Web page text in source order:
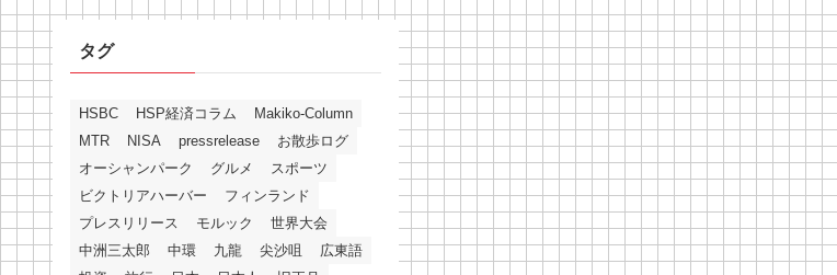
タグ
HSBC HSP経済コラム
Makiko-Column
MTR
NISA pressrelease
お散歩ログ
オーシャンパーク
グルメ
スポーツ
ビクトリアハーバー
フィンランド
プレスリリース
モルック
世界大会
中洲三太郎
中環 九龍 尖沙咀
広東語